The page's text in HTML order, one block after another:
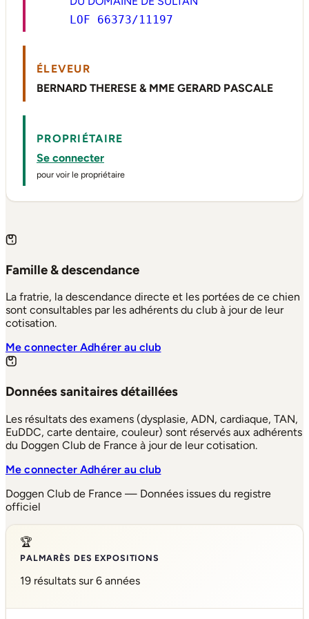
LOF 66373/11197
ÉLEVEUR
BERNARD THERESE & MME GERARD PASCALE
PROPRIÉTAIRE
Se connecter
pour voir le propriétaire
Famille & descendance
La fratrie, la descendance directe et les portées de ce chien
sont consultables par les adhérents du club à jour de leur
cotisation.
Me connecterAdhérer au club
Données sanitaires détaillées
Les résultats des examens (dysplasie, ADN, cardiaque, TAN,
EuDDC, carte dentaire, couleur) sont réservés aux adhérents
du Doggen Club de France à jour de leur cotisation.
Me connecterAdhérer au club
Doggen Club de France — Données issues du registre
officiel
🏆
PALMARÈS DES EXPOSITIONS
19 résultats sur 6 années